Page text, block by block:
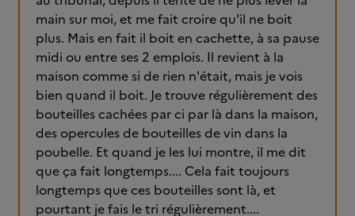
main sur moi, et me fait croire qu'il ne boit
plus. Mais en fait il boit en cachette, à sa pause
midi ou entre ses 2 emplois. Il revient à la
maison comme si de rien n'était, mais je vois
bien quand il boit. Je trouve régulièrement des
bouteilles cachées par ci par là dans la maison,
des opercules de bouteilles de vin dans la
poubelle. Et quand je les lui montre, il me dit
que ça fait longtemps.... Cela fait toujours
longtemps que ces bouteilles sont là, et
pourtant je fais le tri régulièrement....